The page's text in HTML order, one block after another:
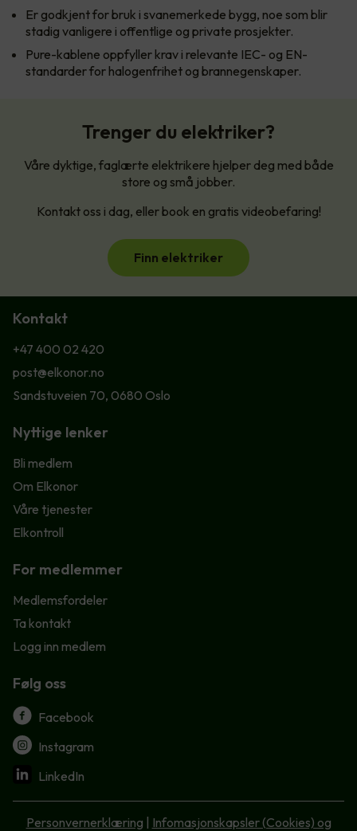
Er godkjent for bruk i svanemerkede bygg, noe som blir
stadig vanligere i offentlige og private prosjekter.
Pure-kablene oppfyller krav i relevante IEC- og EN-
standarder for halogenfrihet og brannegenskaper.
Trenger du elektriker?
Våre dyktige, faglærte elektrikere hjelper deg med både
store og små jobber.
Kontakt oss i dag, eller book en gratis videobefaring!
Finn elektriker
Kontakt
+47 400 02 420
post@elkonor.no
Sandstuveien 70, 0680 Oslo
Nyttige lenker
Bli medlem
Om Elkonor
Våre tjenester
Elkontroll
For medlemmer
Medlemsfordeler
Ta kontakt
Logg inn medlem
Følg oss
Facebook
Instagram
LinkedIn
Personvernerklæring | Infomasjonskapsler (Cookies) og